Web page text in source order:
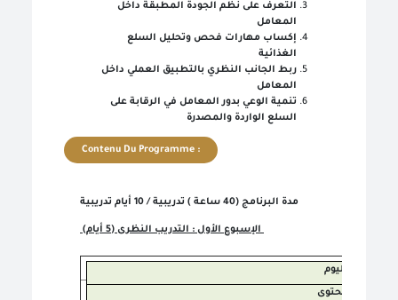
التعرف على نظم الجودة المطبقة داخل
المعامل
إكساب مهارات فحص وتحليل السلع
الغذائية
ربط الجانب النظري بالتطبيق العملي داخل
المعامل
تنمية الوعي بدور المعامل في الرقابة على
السلع الواردة والمصدرة
Contenu Du Programme :
اليوم
المحتوى